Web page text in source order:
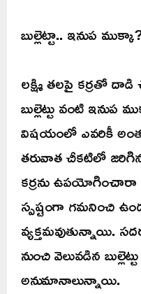
బుల్లెట్టా.. ఇనుప
లక్ష్మి తలపై కర్రతో
బుల్లెట్టు వంటి ఇనుప
విషయంలో ఎవరికీ
తరువాత చీకటిలో
కర్రను
స్పష్టంగా గమనించి
వ్యక్తమవుతున్నాయి.
నుంచి వెలువడిన
అనుమానాలున్నాయి.